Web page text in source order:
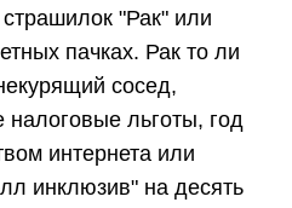
"Рак" или
пачках. Рак то ли
сосед,
льготы, год
интернета или
инклюзив" на десять